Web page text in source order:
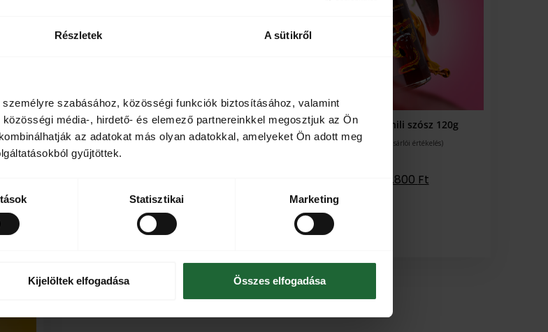
Részletek A sütikről
szabásához, közösségi funkciók biztosításához, valamint
média-, hirdető- és elemező partnereinkkel megosztjuk az Ön
az adatokat más olyan adatokkal, amelyeket Ön adott meg
gyűjtöttek.
Statisztikai Marketing
Kijelöltek elfogadása Összes elfogadása
chili
Habanero | Chili őrlemény 15g
Értékelés
2.390Ft
MEGTEKINTÉS
Chi-Lee | Édes chili szósz 120g
vásárlói értékelés)
1.800 Ft
KOSÁRBA